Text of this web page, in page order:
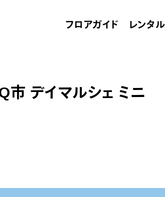
フロアガイド レンタ
Q市 デイマルシェ ミニ